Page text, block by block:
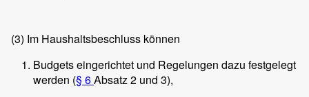
(3) Im Haushaltsbeschluss können
Budgets eingerichtet und Regelungen dazu festgelegt
werden (§ 6Absatz 2 und 3),